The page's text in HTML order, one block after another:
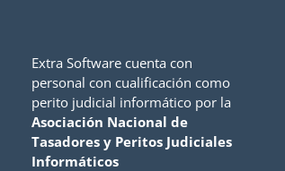
Extra Software cuenta con
personal con cualificación como
perito judicial informático por la
Asociación Nacional de
Tasadores y Peritos Judiciales
Informáticos